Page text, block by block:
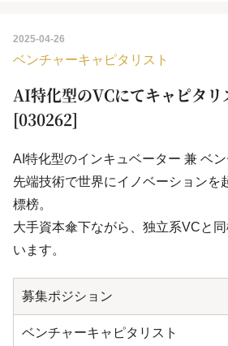
2025-04-26
ベンチャーキャピタリスト
AI特化型のVCにてキャピタリ
[030262]
AI特化型のインキュベーター 兼 ベン
先端技術で世界にイノベーションを
標榜。
大手資本傘下ながら、独立系VCと
います。
募集ポジション
ベンチャーキャピタリスト